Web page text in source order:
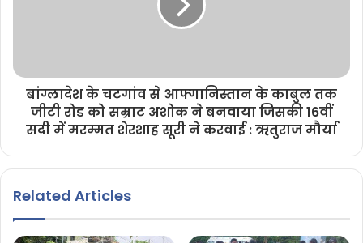
बांग्लादेश के चटगांव से आफ्गानिस्तान के काबुल तक
जीटी रोड को सम्राट अशोक ने बनवाया जिसकी 16वीं
सदी में मरम्मत शेरशाह सूरी ने करवाई : ऋतुराज मौर्या
Related Articles